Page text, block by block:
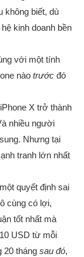
không biết, dù
kinh doanh bền
với một tính
nào trước đó
X trở thành
nhiều người
Nhưng tại
tranh lớn nhất
quyết định sai
cùng có lợi,
tốt nhất mà
USD từ mỗi
20 tháng sau đó,